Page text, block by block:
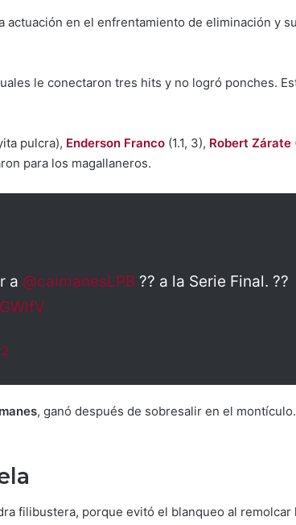
actuación en el enfrentamiento de eliminación y
le conectaron tres hits y no logró ponches.
pulcra), Enderson Franco (1.1, 3), Robert Zárate
para los magallaneros.
a @caimanesLPB ?? a la Serie Final. ??
, ganó después de sobresalir en el
filibustera, porque evitó el blanqueo al remolcar